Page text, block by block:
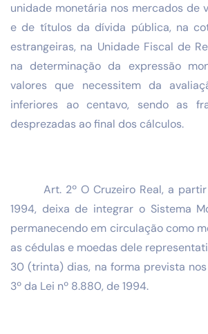
unidade monetária nos mercados de
e de títulos da dívida pública, na
estrangeiras, na Unidade Fiscal de
na determinação da expressão
valores que necessitem da
inferiores ao centavo, sendo as
desprezadas ao final dos cálculos.
Art. 2º O Cruzeiro Real, a partir
1994, deixa de integrar o Sistema
permanecendo em circulação como
as cédulas e moedas dele
30 (trinta) dias, na forma prevista
3º da Lei nº 8.880, de 1994.